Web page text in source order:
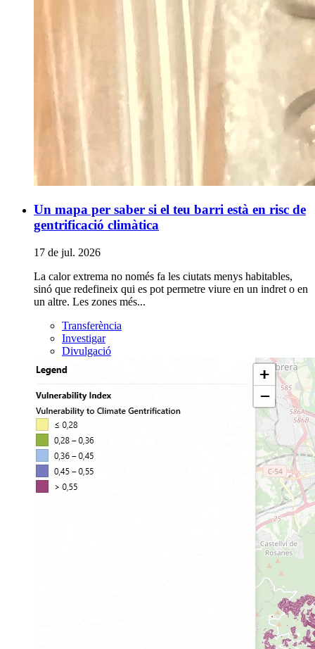
Un mapa per saber si el teu barri està en risc de
gentrificació climàtica
17 de jul. 2026
La calor extrema no només fa les ciutats menys habitables,
sinó que redefineix qui es pot permetre viure en un indret o en
un altre. Les zones més...
Transferència
Investigar
Divulgació